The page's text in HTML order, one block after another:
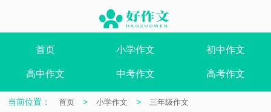
首页 小学作文 初中作文
高中作文 中考作文 高考作文
当前位置： 首页 > 小学作文 > 三年级作文